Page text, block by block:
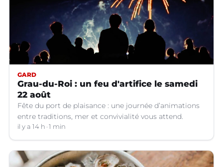
GARD
Grau-du-Roi : un feu d'artifice le samedi
22 août
Fête du port de plaisance : une journée d’animations
entre traditions, mer et convivialité vous attend.
il y a 14 h 1 min